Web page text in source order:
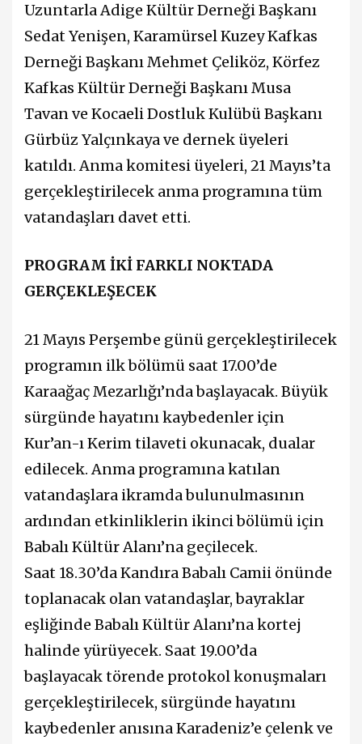
Uzuntarla Adige Kültür Derneği Başkanı
Sedat Yenişen, Karamürsel Kuzey Kafkas
Derneği Başkanı Mehmet Çeliköz, Körfez
Kafkas Kültür Derneği Başkanı Musa
Tavan ve Kocaeli Dostluk Kulübü Başkanı
Gürbüz Yalçınkaya ve dernek üyeleri
katıldı. Anma komitesi üyeleri, 21 Mayıs’ta
gerçekleştirilecek anma programına tüm
vatandaşları davet etti.
PROGRAM İKİ FARKLI NOKTADA
GERÇEKLEŞECEK
21 Mayıs Perşembe günü gerçekleştirilecek
programın ilk bölümü saat 17.00’de
Karaağaç Mezarlığı’nda başlayacak. Büyük
sürgünde hayatını kaybedenler için
Kur’an-ı Kerim tilaveti okunacak, dualar
edilecek. Anma programına katılan
vatandaşlara ikramda bulunulmasının
ardından etkinliklerin ikinci bölümü için
Babalı Kültür Alanı’na geçilecek.
Saat 18.30’da Kandıra Babalı Camii önünde
toplanacak olan vatandaşlar, bayraklar
eşliğinde Babalı Kültür Alanı’na kortej
halinde yürüyecek. Saat 19.00’da
başlayacak törende protokol konuşmaları
gerçekleştirilecek, sürgünde hayatını
kaybedenler anısına Karadeniz’e çelenk ve